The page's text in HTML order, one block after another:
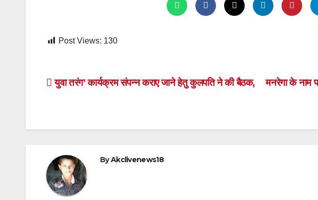
Post Views: 130
Post
मनरेगा के नाम
युवा तरंग’ कार्यक्रम संपन्न कराए जाने हेतु कुलपति ने की बैठक,
ByAkclivenews18